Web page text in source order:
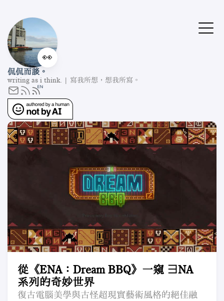
👀
侃侃而談。
writing as i think. | 寫我所想，想我所寫。
從《ENA：Dream BBQ》一窺 ∃NA
系列的奇妙世界
復古電腦美學與古怪超現實藝術風格的絕佳融